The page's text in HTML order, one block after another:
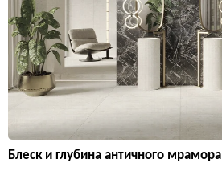
Блеск и глубина античного мрамора